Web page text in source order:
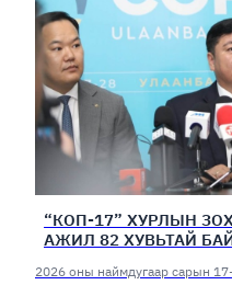
“КОП-17” ХУРЛЫН
АЖИЛ 82 ХУВЬТАЙ
2026 оны наймдугаар сарын